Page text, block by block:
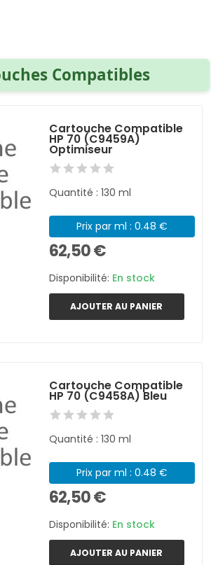
Compatibles
Cartouche Compatible
HP 70 (C9459A)
Optimiseur
Quantité : 130 ml
Prix par ml : 0.48 €
62,50 €
Disponibilité: En stock
AJOUTER AU PANIER
Cartouche Compatible
HP 70 (C9458A) Bleu
Quantité : 130 ml
Prix par ml : 0.48 €
62,50 €
Disponibilité: En stock
AJOUTER AU PANIER